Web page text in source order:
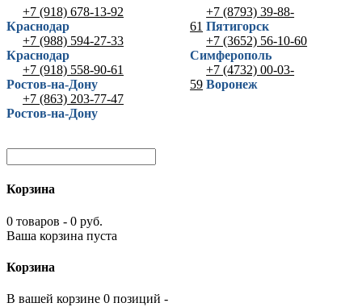
+7 (918) 678-13-92
Краснодар
+7 (988) 594-27-33
Краснодар
+7 (918) 558-90-61
Ростов-на-Дону
+7 (863) 203-77-47
Ростов-на-Дону
+7 (8793) 39-88-
61 Пятигорск
+7 (3652) 56-10-60
Симферополь
+7 (4732) 00-03-
59 Воронеж
Корзина
0 товаров - 0 руб.
Ваша корзина пуста
Корзина
В вашей корзине 0 позиций -